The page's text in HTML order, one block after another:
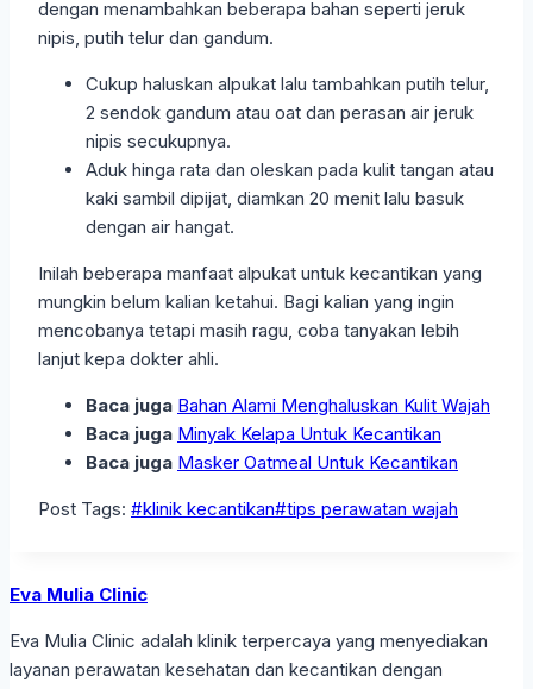
dengan menambahkan beberapa bahan seperti jeruk
nipis, putih telur dan gandum.
Cukup haluskan alpukat lalu tambahkan putih telur,
2 sendok gandum atau oat dan perasan air jeruk
nipis secukupnya.
Aduk hinga rata dan oleskan pada kulit tangan atau
kaki sambil dipijat, diamkan 20 menit lalu basuk
dengan air hangat.
Inilah beberapa manfaat alpukat untuk kecantikan yang
mungkin belum kalian ketahui. Bagi kalian yang ingin
mencobanya tetapi masih ragu, coba tanyakan lebih
lanjut kepa dokter ahli.
Baca juga Bahan Alami Menghaluskan Kulit Wajah
Baca juga Minyak Kelapa Untuk Kecantikan
Baca juga Masker Oatmeal Untuk Kecantikan
Post Tags: #klinik kecantikan#tips perawatan wajah
Eva Mulia Clinic
Eva Mulia Clinic adalah klinik terpercaya yang menyediakan
layanan perawatan kesehatan dan kecantikan dengan